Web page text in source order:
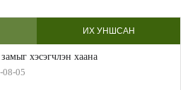
ИХ УНШСАН
хэсэгчлэн хаана
08-05